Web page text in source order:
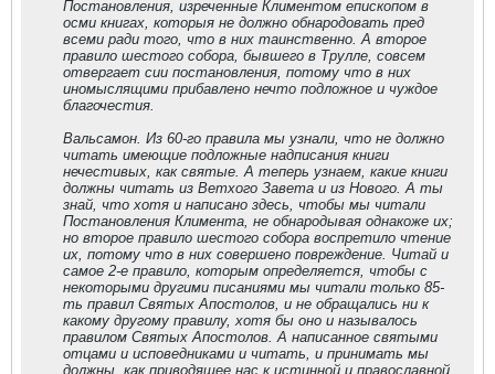
Постановления, изреченные Климентом епископом в
осми книгах, которыя не должно обнародовать пред
всеми ради того, что в них таинственно. А второе
правило шестого собора, бывшего в Трулле, совсем
отвергает сии постановления, потому что в них
иномыслящими прибавлено нечто подложное и чуждое
благочестия.
Вальсамон. Из 60-го правила мы узнали, что не должно
читать имеющие подложные надписания книги
нечестивых, как святые. А теперь узнаем, какие книги
должны читать из Ветхого Завета и из Нового. А ты
знай, что хотя и написано здесь, чтобы мы читали
Постановления Климента, не обнародывая однакоже их;
но второе правило шестого собора воспретило чтение
их, потому что в них совершено повреждение. Читай и
самое 2-е правило, которым определяется, чтобы с
некоторыми другими писаниями мы читали только 85-
ть правил Святых Апостолов, и не обращались ни к
какому другому правилу, хотя бы оно и называлось
правилом Святых Апостолов. А написанное святыми
отцами и исповедниками и читать, и принимать мы
должны, как приводящее нас к истинной и православной